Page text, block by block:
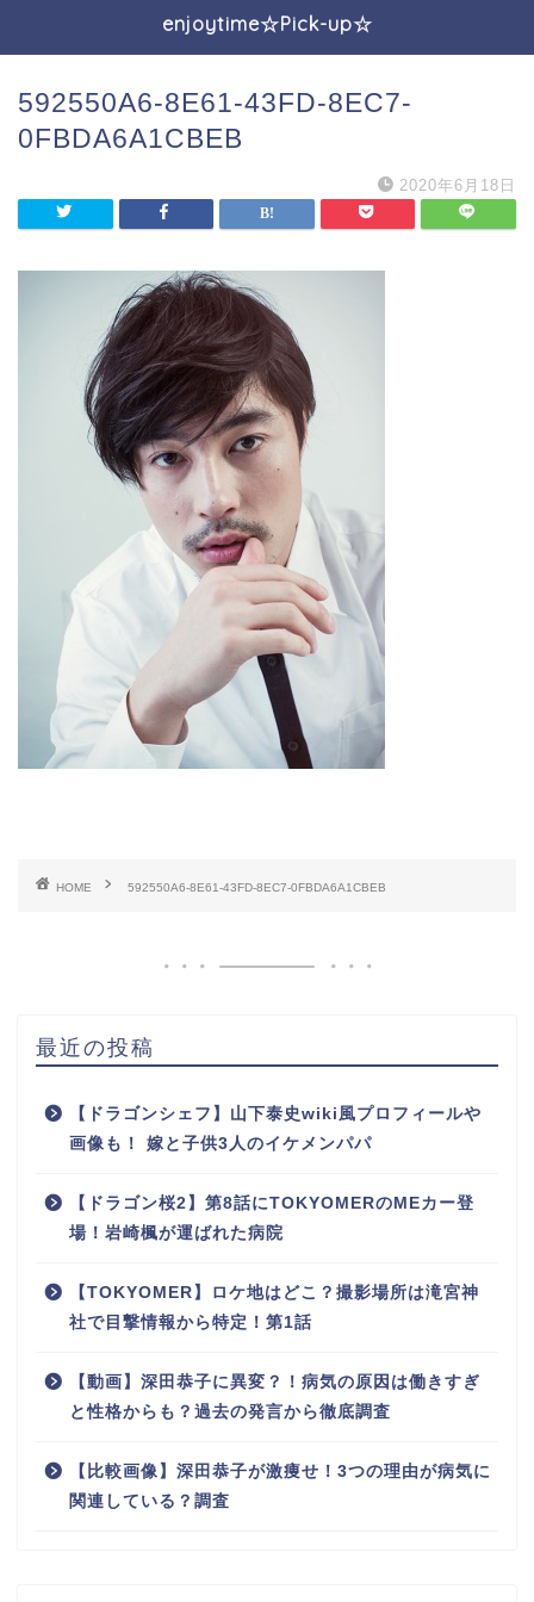
enjoytime☆Pick-up☆
592550A6-8E61-43FD-8EC7-
0FBDA6A1CBEB
2020年6月18日
HOME 592550A6-8E61-43FD-8EC7-0FBDA6A1CBEB
最近の投稿
【ドラゴンシェフ】山下泰史wiki風プロフィールや
画像も！ 嫁と子供3人のイケメンパパ
【ドラゴン桜2】第8話にTOKYOMERのMEカー登
場！岩崎楓が運ばれた病院
【TOKYOMER】ロケ地はどこ？撮影場所は滝宮神
社で目撃情報から特定！第1話
【動画】深田恭子に異変？！病気の原因は働きすぎ
と性格からも？過去の発言から徹底調査
【比較画像】深田恭子が激痩せ！3つの理由が病気に
関連している？調査